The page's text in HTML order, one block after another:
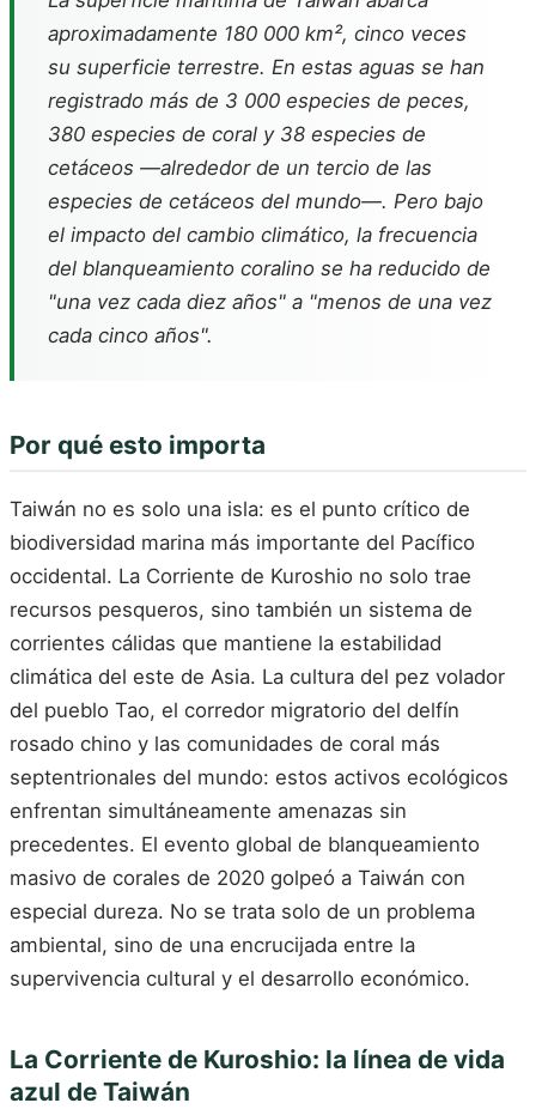
aproximadamente 180 000 km², cinco veces
su superficie terrestre. En estas aguas se han
registrado más de 3 000 especies de peces,
380 especies de coral y 38 especies de
cetáceos —alrededor de un tercio de las
especies de cetáceos del mundo—. Pero bajo
el impacto del cambio climático, la frecuencia
del blanqueamiento coralino se ha reducido de
"una vez cada diez años" a "menos de una vez
cada cinco años".
Por qué esto importa
Taiwán no es solo una isla: es el punto crítico de
biodiversidad marina más importante del Pacífico
occidental. La Corriente de Kuroshio no solo trae
recursos pesqueros, sino también un sistema de
corrientes cálidas que mantiene la estabilidad
climática del este de Asia. La cultura del pez volador
del pueblo Tao, el corredor migratorio del delfín
rosado chino y las comunidades de coral más
septentrionales del mundo: estos activos ecológicos
enfrentan simultáneamente amenazas sin
precedentes. El evento global de blanqueamiento
masivo de corales de 2020 golpeó a Taiwán con
especial dureza. No se trata solo de un problema
ambiental, sino de una encrucijada entre la
supervivencia cultural y el desarrollo económico.
La Corriente de Kuroshio: la línea de vida
azul de Taiwán